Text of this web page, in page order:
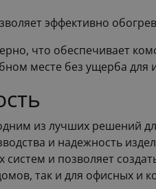
эффективно
что обеспечивает
месте без ущерба для
из лучших решений
и надежность
и позволяет
так и для офисных и